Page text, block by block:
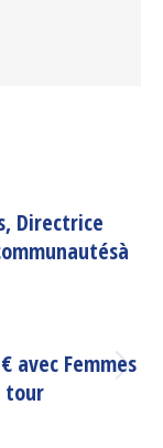
Directrice
avec Femmes
tour